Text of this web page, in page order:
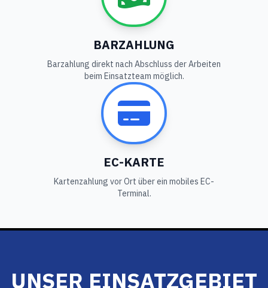
BARZAHLUNG
Barzahlung direkt nach Abschluss der Arbeiten
beim Einsatzteam möglich.
EC-KARTE
Kartenzahlung vor Ort über ein mobiles EC-
Terminal.
UNSER EINSATZGEBIET